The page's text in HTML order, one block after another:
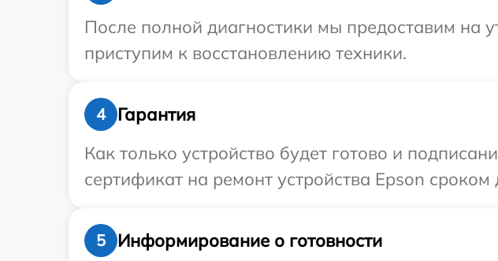
После полной диагностики мы предоставим на
приступим к восстановлению техники.
4
Гарантия
Как только устройство будет готово и
сертификат на ремонт устройства Epson сроком
5
Информирование о готовности